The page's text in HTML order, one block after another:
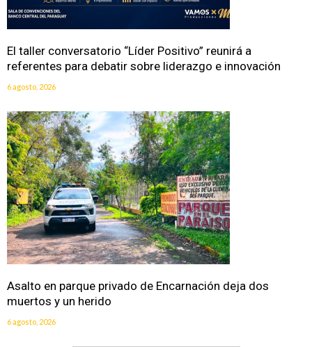
El taller conversatorio “Líder Positivo” reunirá a
referentes para debatir sobre liderazgo e innovación
6 agosto, 2026
Asalto en parque privado de Encarnación deja dos
muertos y un herido
6 agosto, 2026